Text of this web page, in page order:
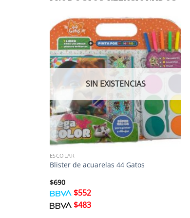
SIN EXISTENCIAS
ESCOLAR
Blister de acuarelas 44 Gatos
$690
$552
$483